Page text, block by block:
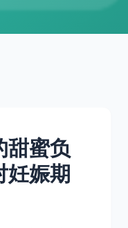
甜蜜负
妊娠期